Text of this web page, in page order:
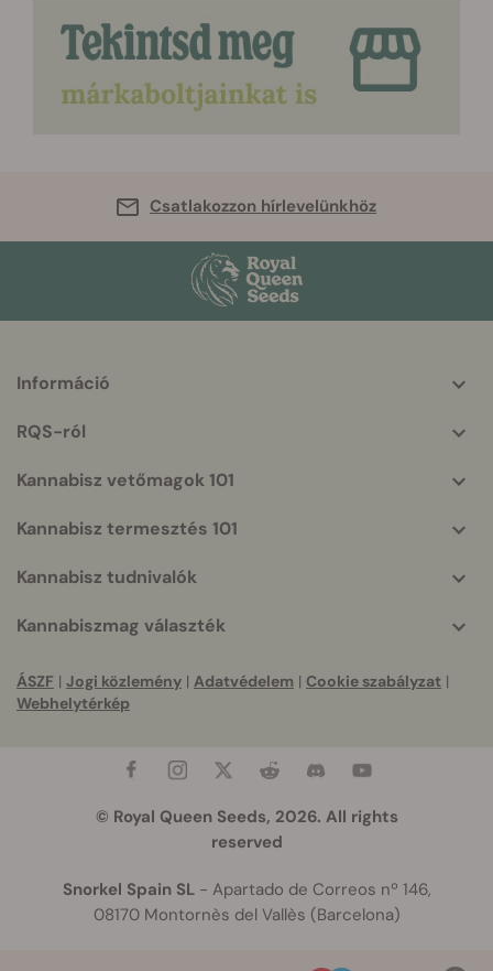
Csatlakozzon hírlevelünkhöz
info
Információ
RQS-ról
Kannabisz vetőmagok 101
Kannabisz termesztés 101
Kannabisz tudnivalók
Kannabiszmag választék
ÁSZF | Jogi közlemény | Adatvédelem | Cookie szabályzat |
Webhelytérkép
© Royal Queen Seeds, 2026. All rights
reserved
Snorkel Spain SL- Apartado de Correos nº 146,
08170 Montornès del Vallès (Barcelona)